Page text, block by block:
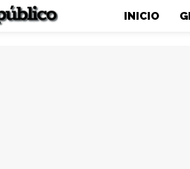
INICIO